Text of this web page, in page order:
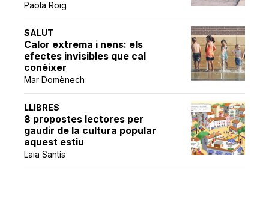
Paola Roig
SALUT
Calor extrema i nens: els
efectes invisibles que cal
conèixer
Mar Domènech
LLIBRES
8 propostes lectores per
gaudir de la cultura popular
aquest estiu
Laia Santís